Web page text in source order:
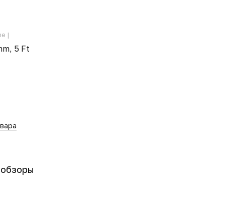
|
5 Ft